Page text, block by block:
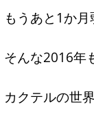
もうあと1か月
そんな2016年
カクテルの世